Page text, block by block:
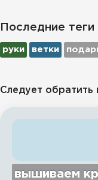
Последние теги
руки ветки
Следует обратить
вышиваем